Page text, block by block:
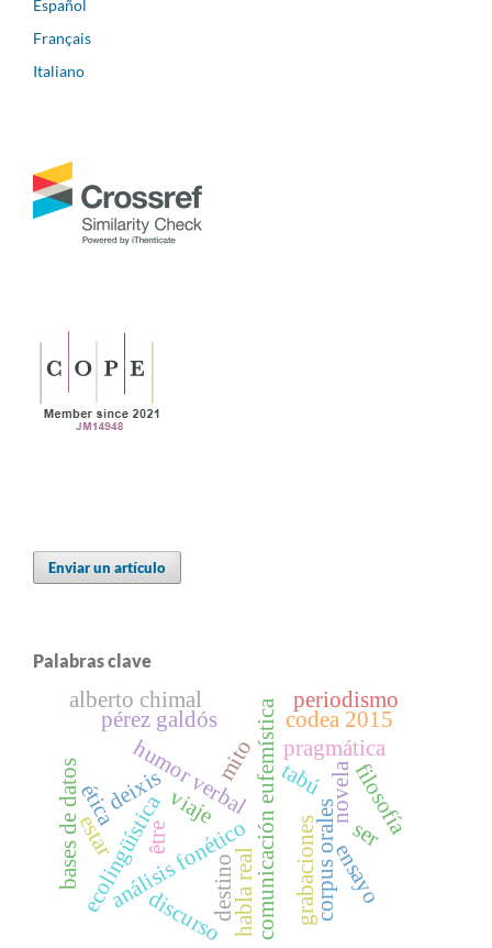
Español
Français
Italiano
Enviar un artículo
Palabras clave
tabú
humor verbalcomunicación eufemística corpus orales
análisis fonético
habla real grabaciones
discurso
ecolingüística
pragmática
deixis
codea 2015
pérez galdós
novelafilosofía
viaje
alberto chimal
mito
ensayo
ética
periodismo
bases de datos destino
ser
estar être